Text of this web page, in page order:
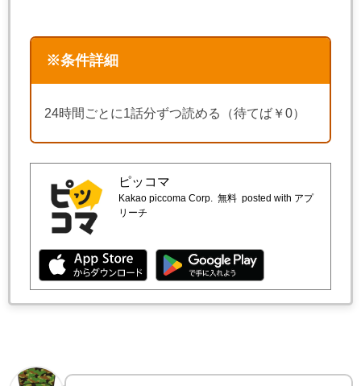
※条件詳細
24時間ごとに1話分ずつ読める（待てば￥0）
ピッコマ
Kakao piccoma Corp. 無料 posted with アプ
リーチ